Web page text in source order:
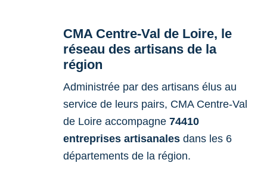
CMA Centre-Val de Loire, le
réseau des artisans de la
région
Administrée par des artisans élus au
service de leurs pairs, CMA Centre-Val
de Loire accompagne 74410
entreprises artisanales dans les 6
départements de la région.